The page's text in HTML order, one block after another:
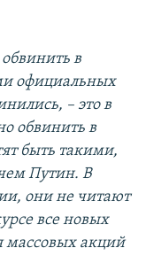
в
официальных
– это в
обвинить в
быть такими,
Путин. В
они не читают
все новых
массовых акций